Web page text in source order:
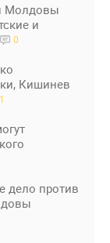
Молдовы
и
0
Кишинев
1
дело против